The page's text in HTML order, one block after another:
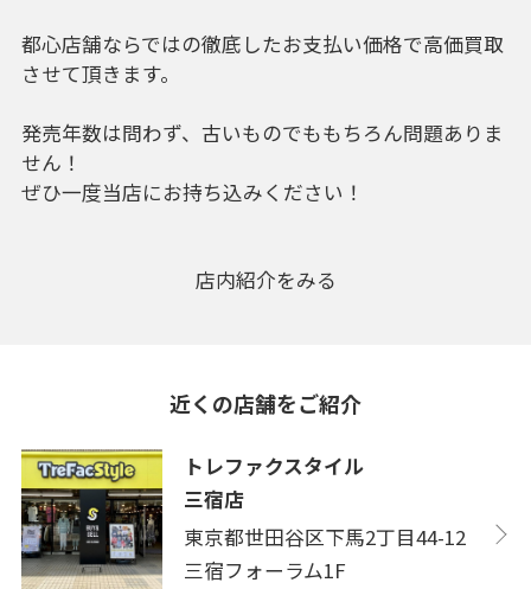
都心店舗ならではの徹底したお支払い価格で高価買取
させて頂きます。
発売年数は問わず、古いものでももちろん問題ありま
せん！
ぜひ一度当店にお持ち込みください！
店内紹介をみる
近くの店舗をご紹介
トレファクスタイル
三宿店
東京都世田谷区下馬2丁目44-12
三宿フォーラム1F